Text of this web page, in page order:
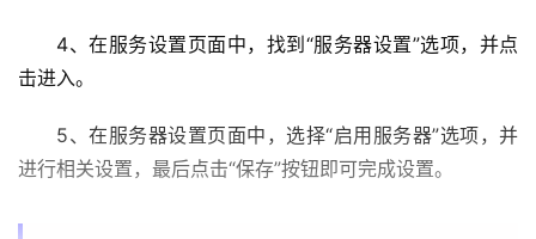
8
.
4、在服务设置页面中，找到“服务器设置”选项，并点
击进入。
5、在服务器设置页面中，选择“启用服务器”选项，并
进行相关设置，最后点击“保存”按钮即可完成设置。